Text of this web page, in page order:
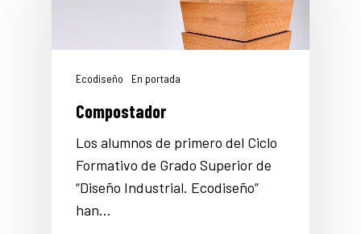
Ecodiseño En portada
Compostador
Los alumnos de primero del Ciclo
Formativo de Grado Superior de
“Diseño Industrial. Ecodiseño”
han…